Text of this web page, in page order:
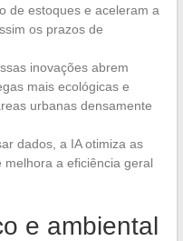
de estoques e aceleram a
os prazos de
inovações abrem
mais ecológicas e
urbanas densamente
dados, a IA otimiza as
a eficiência geral
e ambiental